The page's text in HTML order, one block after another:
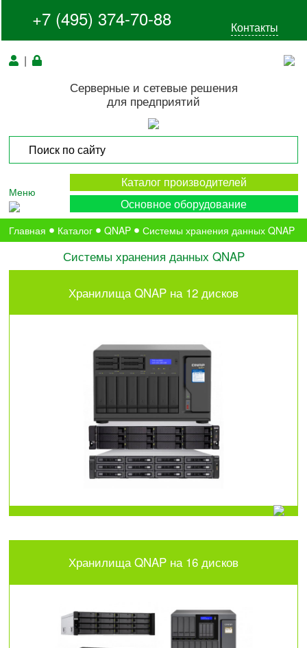
+7 (495) 374-70-88 Контакты
|
Серверные и сетевые решения
для предприятий
Меню
Каталог производителей
Основное оборудование
Главная Каталог QNAP Системы хранения данных QNAP
Системы хранения данных QNAP
Хранилища QNAP на 12 дисков
Хранилища QNAP на 16 дисков